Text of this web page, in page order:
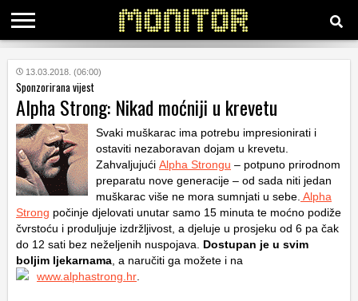
KATEGORIJE
HRVATSKI
WEB
13.03.2018. (06:00)
Sponzorirana vijest
Alpha Strong: Nikad moćniji u krevetu
Svaki muškarac ima potrebu impresionirati i
ostaviti nezaboravan dojam u krevetu.
Zahvaljujući Alpha Strongu – potpuno prirodnom
preparatu nove generacije – od sada niti jedan
muškarac više ne mora sumnjati u sebe. Alpha
Strong počinje djelovati unutar samo 15 minuta te moćno podiže
čvrstoću i produljuje izdržljivost, a djeluje u prosjeku od 6 pa čak
do 12 sati bez neželjenih nuspojava. Dostupan je u svim
boljim ljekarnama , a naručiti ga možete i na
www.alphastrong.hr